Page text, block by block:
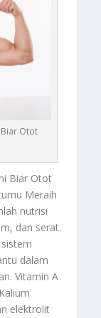
Biar Otot
Biar Otot
Meraih
nutrisi
dan serat.
dalam
Vitamin A
elektrolit